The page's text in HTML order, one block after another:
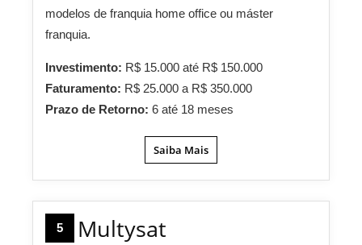
modelos de franquia home office ou máster
franquia.
Investimento: R$ 15.000 até R$ 150.000
Faturamento: R$ 25.000 a R$ 350.000
Prazo de Retorno: 6 até 18 meses
Saiba Mais
5 Multysat